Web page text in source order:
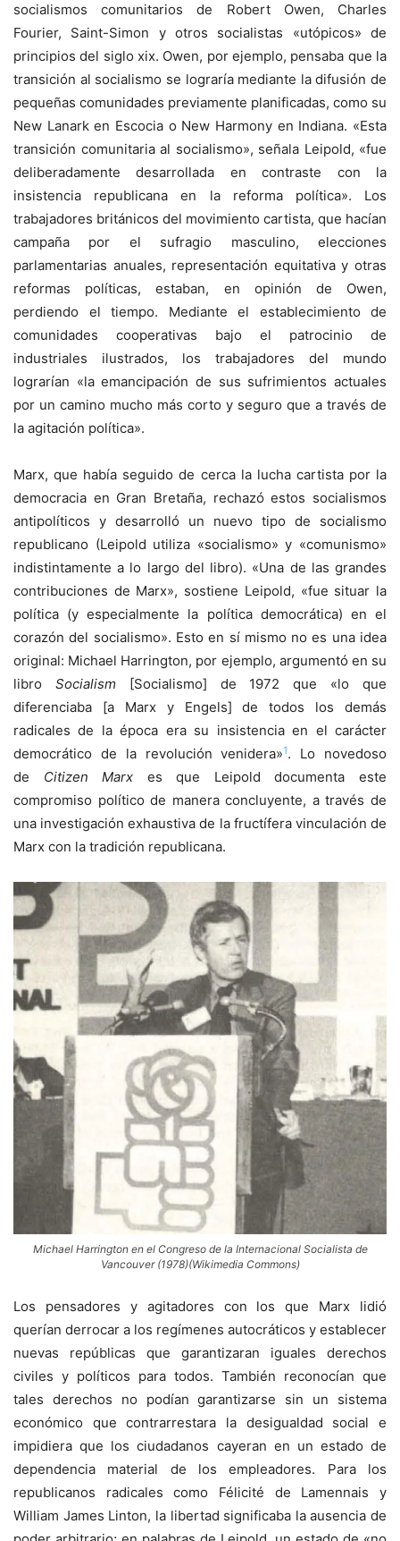
socialismos comunitarios de Robert Owen, Charles
Fourier, Saint-Simon y otros socialistas «utópicos» de
principios del siglo xix. Owen, por ejemplo, pensaba que la
transición al socialismo se lograría mediante la difusión de
pequeñas comunidades previamente planificadas, como su
New Lanark en Escocia o New Harmony en Indiana. «Esta
transición comunitaria al socialismo», señala Leipold, «fue
deliberadamente desarrollada en contraste con la
insistencia republicana en la reforma política». Los
trabajadores británicos del movimiento cartista, que hacían
campaña por el sufragio masculino, elecciones
parlamentarias anuales, representación equitativa y otras
reformas políticas, estaban, en opinión de Owen,
perdiendo el tiempo. Mediante el establecimiento de
comunidades cooperativas bajo el patrocinio de
industriales ilustrados, los trabajadores del mundo
lograrían «la emancipación de sus sufrimientos actuales
por un camino mucho más corto y seguro que a través de
la agitación política».
Marx, que había seguido de cerca la lucha cartista por la
democracia en Gran Bretaña, rechazó estos socialismos
antipolíticos y desarrolló un nuevo tipo de socialismo
republicano (Leipold utiliza «socialismo» y «comunismo»
indistintamente a lo largo del libro). «Una de las grandes
contribuciones de Marx», sostiene Leipold, «fue situar la
política (y especialmente la política democrática) en el
corazón del socialismo». Esto en sí mismo no es una idea
original: Michael Harrington, por ejemplo, argumentó en su
libro Socialism[Socialismo] de 1972 que «lo que
diferenciaba [a Marx y Engels] de todos los demás
radicales de la época era su insistencia en el carácter
democrático de la revolución venidera»1. Lo novedoso
de Citizen Marx es que Leipold documenta este
compromiso político de manera concluyente, a través de
una investigación exhaustiva de la fructífera vinculación de
Marx con la tradición republicana.
Michael Harrington en el Congreso de la Internacional Socialista de
Vancouver (1978)(Wikimedia Commons)
Los pensadores y agitadores con los que Marx lidió
querían derrocar a los regímenes autocráticos y establecer
nuevas repúblicas que garantizaran iguales derechos
civiles y políticos para todos. También reconocían que
tales derechos no podían garantizarse sin un sistema
económico que contrarrestara la desigualdad social e
impidiera que los ciudadanos cayeran en un estado de
dependencia material de los empleadores. Para los
republicanos radicales como Félicité de Lamennais y
William James Linton, la libertad significaba la ausencia de